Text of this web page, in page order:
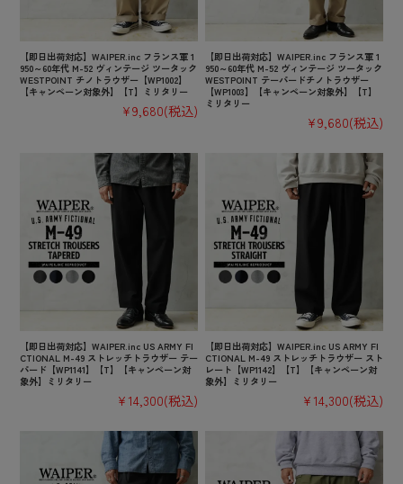
【即日出荷対応】WAIPER.inc フランス軍 1
950～60年代 M-52 ヴィンテージ ツータック
WESTPOINT チノトラウザー【WP1002】
【キャンペーン対象外】【T】ミリタリー
¥9,680(税込)
【即日出荷対応】WAIPER.inc フランス軍 1
950～60年代 M-52 ヴィンテージ ツータック
WESTPOINT テーパードチノトラウザー
【WP1003】【キャンペーン対象外】【T】
ミリタリー
¥9,680(税込)
【即日出荷対応】WAIPER.inc US ARMY FI
CTIONAL M-49 ストレッチトラウザー テー
パード【WP1141】【T】【キャンペーン対
象外】ミリタリー
¥14,300(税込)
【即日出荷対応】WAIPER.inc US ARMY FI
CTIONAL M-49 ストレッチトラウザー スト
レート【WP1142】【T】【キャンペーン対
象外】ミリタリー
¥14,300(税込)